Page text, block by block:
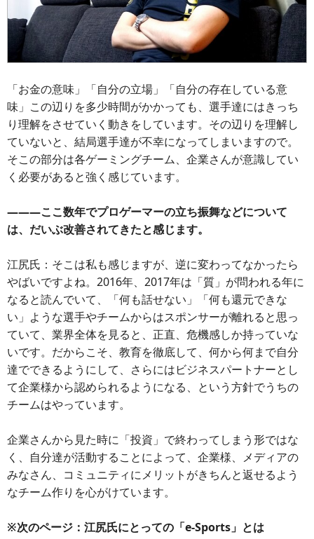
「お金の意味」「自分の立場」「自分の存在している意
味」この辺りを多少時間がかかっても、選手達にはきっち
り理解をさせていく動きをしています。その辺りを理解し
ていないと、結局選手達が不幸になってしまいますので。
そこの部分は各ゲーミングチーム、企業さんが意識してい
く必要があると強く感じています。
―――ここ数年でプロゲーマーの立ち振舞などについて
は、だいぶ改善されてきたと感じます。
江尻氏：そこは私も感じますが、逆に変わってなかったら
やばいですよね。2016年、2017年は「質」が問われる年に
なると読んでいて、「何も話せない」「何も還元できな
い」ような選手やチームからはスポンサーが離れると思っ
ていて、業界全体を見ると、正直、危機感しか持っていな
いです。だからこそ、教育を徹底して、何から何まで自分
達でできるようにして、さらにはビジネスパートナーとし
て企業様から認められるようになる、という方針でうちの
チームはやっています。
企業さんから見た時に「投資」で終わってしまう形ではな
く、自分達が活動することによって、企業様、メディアの
みなさん、コミュニティにメリットがきちんと返せるよう
なチーム作りを心がけています。
※次のページ：江尻氏にとっての「e-Sports」とは